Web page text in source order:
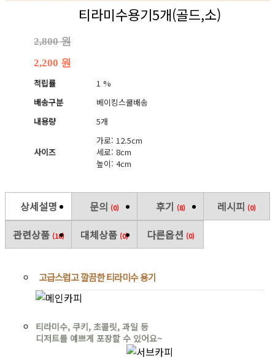
티라미수용기5개(골드,소)
2,800 원
2,200 원
적립률
1 %
배송구분
베이킹스쿨배송
내용량
5개
사이즈
가로: 12.5cm
세로: 8cm
높이: 4cm
상세설명 문의 (0) 후기 (8) 레시피 (0)
관련상품 (10) 대체상품 (0) 다른옵션 (0)
고급스럽고 깔끔한 티라미수 용기
티라미수, 쿠키, 초콜릿, 과일 등
디저트를 예쁘게 포장할 수 있어요~